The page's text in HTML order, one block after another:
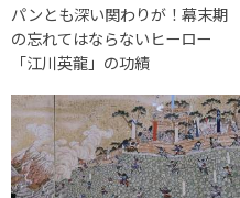
パンとも深い関わりが！幕末期
の忘れてはならないヒーロー
「江川英龍」の功績